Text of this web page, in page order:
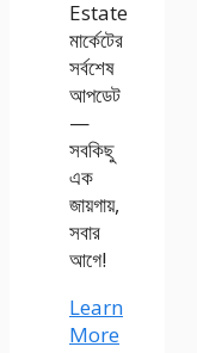
Estate
মার্কেটের
সর্বশেষ
আপডেট
—
সবকিছু
এক
জায়গায়,
সবার
আগে!
Learn
More